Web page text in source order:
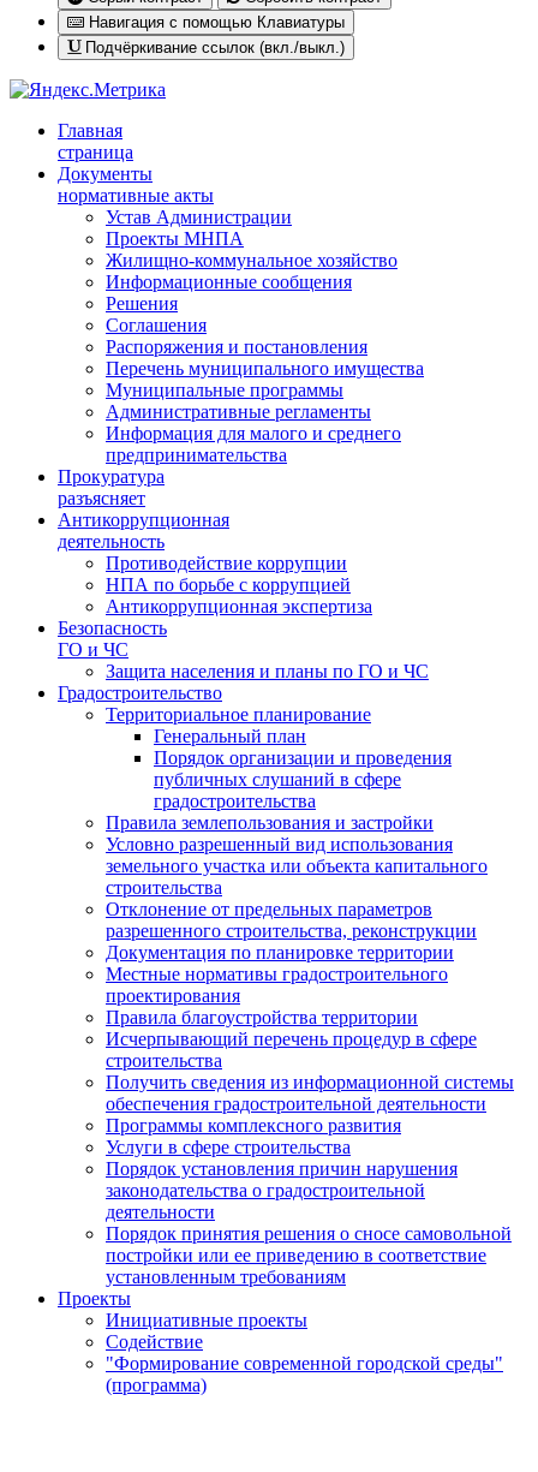
Навигация с помощью Клавиатуры
Подчёркивание ссылок (вкл./выкл.)
Главная
страница
Документы
нормативные акты
Устав Администрации
Проекты МНПА
Жилищно-коммунальное хозяйство
Информационные сообщения
Решения
Соглашения
Распоряжения и постановления
Перечень муниципального имущества
Муниципальные программы
Административные регламенты
Информация для малого и среднего
предпринимательства
Прокуратура
разъясняет
Антикоррупционная
деятельность
Противодействие коррупции
НПА по борьбе с коррупцией
Антикоррупционная экспертиза
Безопасность
ГО и ЧС
Защита населения и планы по ГО и ЧС
Градостроительство
Территориальное планирование
Генеральный план
Порядок организации и проведения
публичных слушаний в сфере
градостроительства
Правила землепользования и застройки
Условно разрешенный вид использования
земельного участка или объекта капитального
строительства
Отклонение от предельных параметров
разрешенного строительства, реконструкции
Документация по планировке территории
Местные нормативы градостроительного
проектирования
Правила благоустройства территории
Исчерпывающий перечень процедур в сфере
строительства
Получить сведения из информационной системы
обеспечения градостроительной деятельности
Программы комплексного развития
Услуги в сфере строительства
Порядок установления причин нарушения
законодательства о градостроительной
деятельности
Порядок принятия решения о сносе самовольной
постройки или ее приведению в соответствие
установленным требованиям
Проекты
Инициативные проекты
Содействие
"Формирование современной городской среды"
(программа)